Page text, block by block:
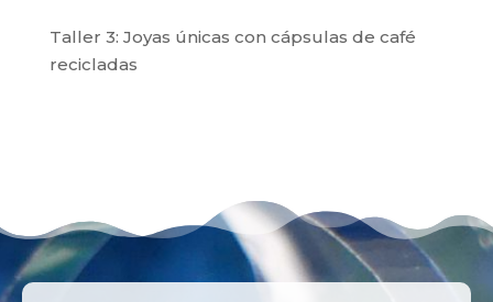
Taller 3: Joyas únicas con cápsulas de café
recicladas